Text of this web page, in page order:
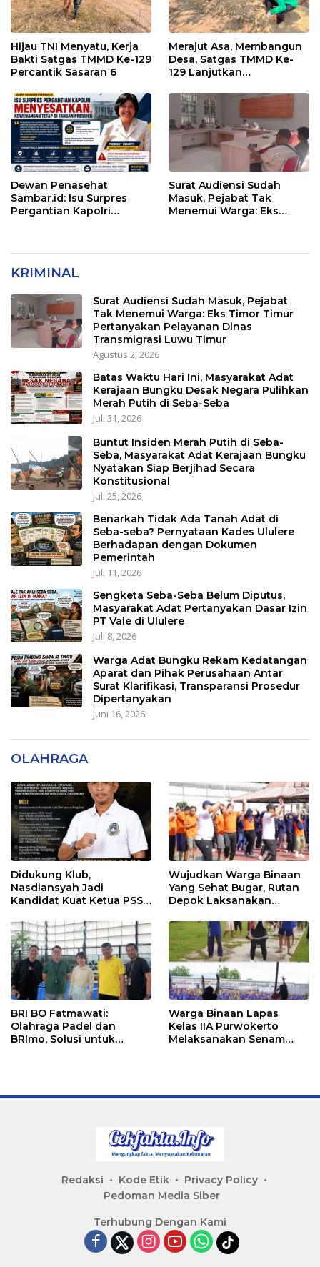
Hijau TNI Menyatu, Kerja
Bakti Satgas TMMD Ke-129
Percantik Sasaran 6
Merajut Asa, Membangun
Desa, Satgas TMMD Ke-
129 Lanjutkan
Dewan Penasehat
Sambar.id: Isu Surpres
Pergantian Kapolri
Surat Audiensi Sudah
Masuk, Pejabat Tak
Menemui Warga: Eks
KRIMINAL
Surat Audiensi Sudah Masuk, Pejabat
Tak Menemui Warga: Eks Timor Timur
Pertanyakan Pelayanan Dinas
Transmigrasi Luwu Timur
Agustus 2, 2026
Batas Waktu Hari Ini, Masyarakat Adat
Kerajaan Bungku Desak Negara Pulihkan
Merah Putih di Seba-Seba
Juli 31, 2026
Buntut Insiden Merah Putih di Seba-
Seba, Masyarakat Adat Kerajaan Bungku
Nyatakan Siap Berjihad Secara
Konstitusional
Juli 25, 2026
Benarkah Tidak Ada Tanah Adat di
Seba-seba? Pernyataan Kades Ululere
Berhadapan dengan Dokumen
Pemerintah
Juli 11, 2026
Sengketa Seba-Seba Belum Diputus,
Masyarakat Adat Pertanyakan Dasar Izin
PT Vale di Ululere
Juli 8, 2026
Warga Adat Bungku Rekam Kedatangan
Aparat dan Pihak Perusahaan Antar
Surat Klarifikasi, Transparansi Prosedur
Dipertanyakan
Juni 16, 2026
OLAHRAGA
Didukung Klub,
Nasdiansyah Jadi
Kandidat Kuat Ketua PSSI
Wujudkan Warga Binaan
Yang Sehat Bugar, Rutan
Depok Laksanakan
BRI BO Fatmawati:
Olahraga Padel dan
BRImo, Solusi untuk
Warga Binaan Lapas
Kelas IIA Purwokerto
Melaksanakan Senam
Redaksi Kode Etik
Privacy Policy
Pedoman Media Siber
Terhubung Dengan Kami